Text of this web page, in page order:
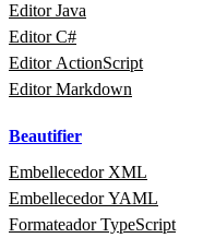
Editor Java
Editor C#
Editor ActionScript
Editor Markdown
Beautifier
Embellecedor XML
Embellecedor YAML
Formateador TypeScript